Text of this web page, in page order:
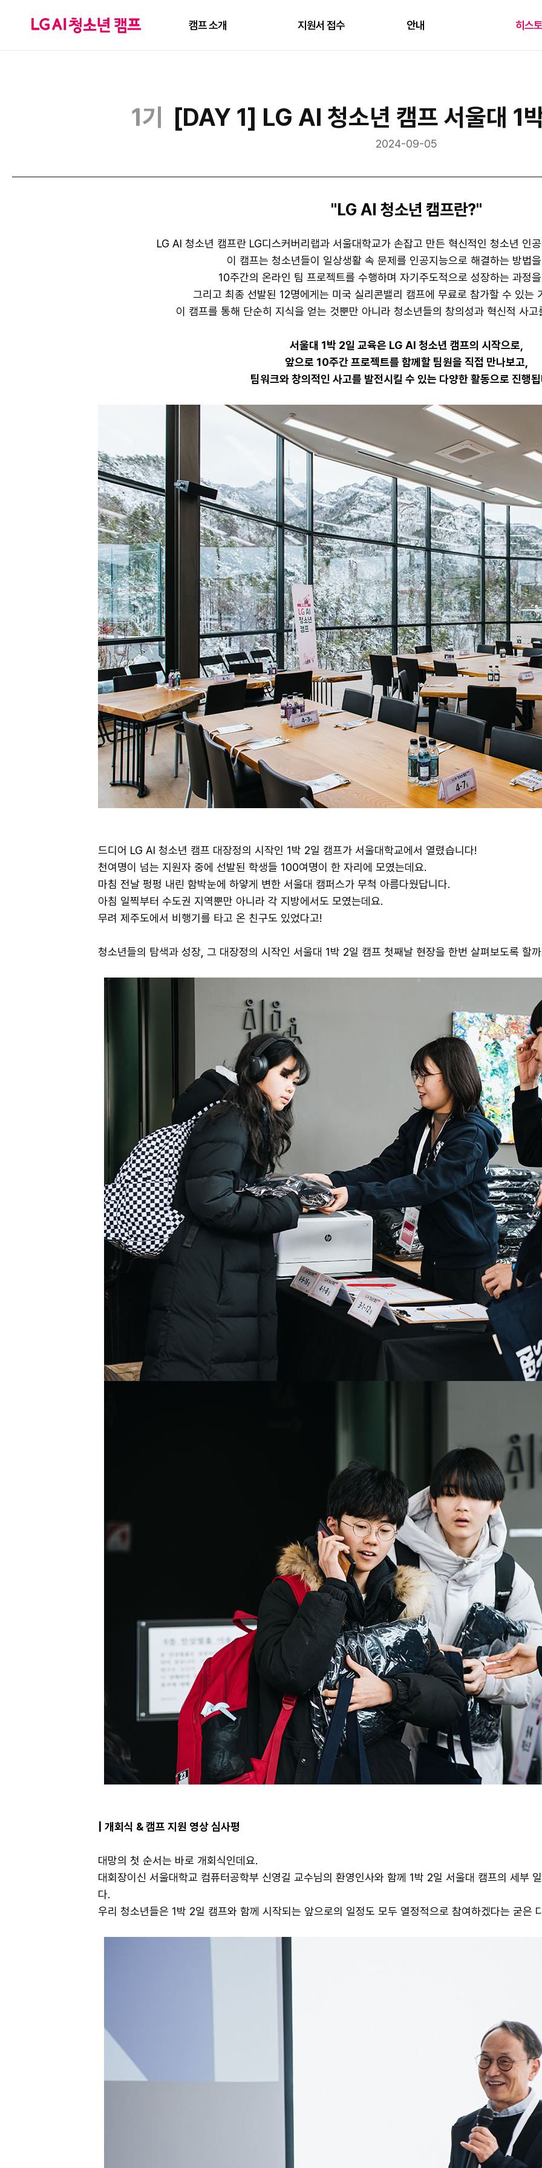
캠프 소개 지원서 접수 안내 히스
1기 [DAY 1] LG AI 청소년 캠프 서울대 1
2024-09-05
"LG AI 청소년 캠프란?"
LG AI 청소년 캠프란 LG디스커버리랩과 서울대학교가 손잡고 만든 혁신적인 청소년 인
이 캠프는 청소년들이 일상생활 속 문제를 인공지능으로 해결하는 방법
10주간의 온라인 팀 프로젝트를 수행하며 자기주도적으로 성장하는 과정
그리고 최종 선발된 12명에게는 미국 실리콘밸리 캠프에 무료로 참가할 수 있는
이 캠프를 통해 단순히 지식을 얻는 것뿐만 아니라 청소년들의 창의성과 혁신적 사
서울대 1박 2일 교육은 LG AI 청소년 캠프의 시작으로,
앞으로 10주간 프로젝트를 함께할 팀원을 직접 만나보고,
팀워크와 창의적인 사고를 발전시킬 수 있는 다양한 활동으로 진행
드디어 LG AI 청소년 캠프 대장정의 시작인 1박 2일 캠프가 서울대학교에서 열렸습니다!
천여명이 넘는 지원자 중에 선발된 학생들 100여명이 한 자리에 모였는데요.
마침 전날 펑펑 내린 함박눈에 하얗게 변한 서울대 캠퍼스가 무척 아름다웠답니다.
아침 일찍부터 수도권 지역뿐만 아니라 각 지방에서도 모였는데요.
무려 제주도에서 비행기를 타고 온 친구도 있었다고!
청소년들의 탐색과 성장, 그 대장정의 시작인 서울대 1박 2일 캠프 첫째날 현장을 한번 살펴보도록 할
| 개회식 & 캠프 지원 영상 심사평
대망의 첫 순서는 바로 개회식인데요.
대회장이신 서울대학교 컴퓨터공학부 신영길 교수님의 환영인사와 함께 1박 2일 서울대 캠프의 세부
다.
우리 청소년들은 1박 2일 캠프와 함께 시작되는 앞으로의 일정도 모두 열정적으로 참여하겠다는
모달창 닫기
1 20
모달창 닫기
1 20
모달창 닫기
지원서 접수를 위해서는 지원자 등록을 먼저
진행 하셔야 합니다. 이미 지원자 등록을 완
료하신 분께서는 지원자 로그인 후 접수를 진
모달창 닫기
내용내용내용내용내용내용내용내용
모달창 닫기
내용내용내용내용내용내용내용내용
모달창 닫기
내용내용내용내용내용내용내용내용
모달창 닫기
내용내용내용내용내용내용내용
모달창 닫기
내용내용내용내용내용내용내용